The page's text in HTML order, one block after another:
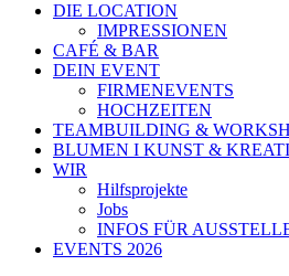
DIE LOCATION
IMPRESSIONEN
CAFÉ & BAR
DEIN EVENT
FIRMENEVENTS
HOCHZEITEN
TEAMBUILDING &
BLUMEN I KUNST &
WIR
Hilfsprojekte
Jobs
INFOS FÜR
EVENTS 2026